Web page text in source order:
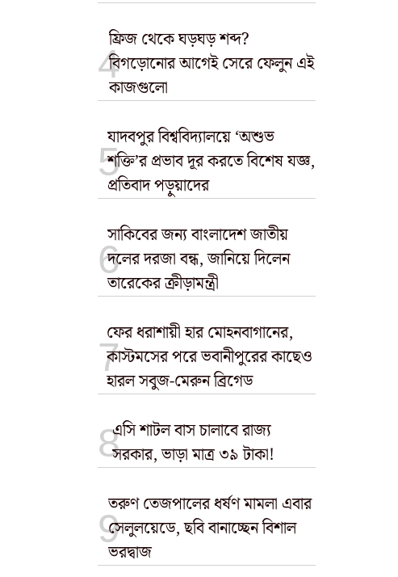
ফ্রিজ থেকে ঘড়ঘড় শব্দ?
বিগড়োনোর আগেই সেরে ফেলুন এই
কাজগুলো
যাদবপুর বিশ্ববিদ্যালয়ে ‘অশুভ
শক্তি’র প্রভাব দূর করতে বিশেষ যজ্ঞ,
প্রতিবাদ পড়ুয়াদের
সাকিবের জন্য বাংলাদেশ জাতীয়
দলের দরজা বন্ধ, জানিয়ে দিলেন
তারেকের ক্রীড়ামন্ত্রী
ফের ধরাশায়ী হার মোহনবাগানের,
কাস্টমসের পরে ভবানীপুরের কাছেও
হারল সবুজ-মেরুন ব্রিগেড
এসি শাটল বাস চালাবে রাজ্য
সরকার, ভাড়া মাত্র ৩৯ টাকা!
তরুণ তেজপালের ধর্ষণ মামলা এবার
সেলুলয়েডে, ছবি বানাচ্ছেন বিশাল
ভরদ্বাজ